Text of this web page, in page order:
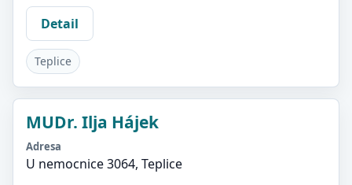
Detail
Teplice
MUDr. Ilja Hájek
Adresa
U nemocnice 3064, Teplice